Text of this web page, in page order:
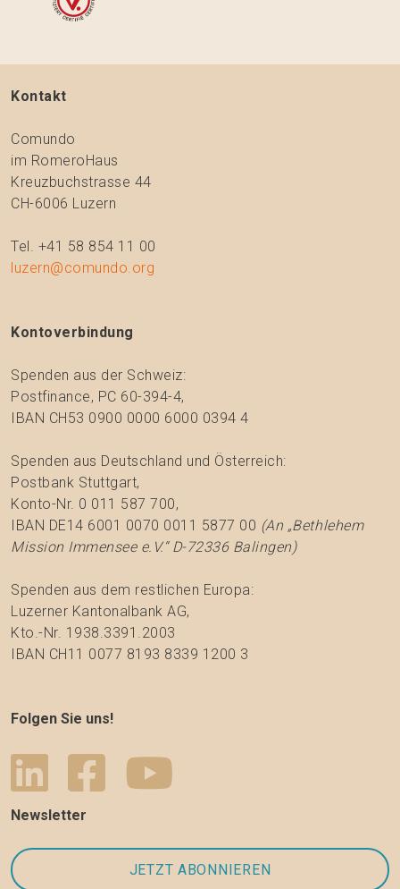
Kontakt
Comundo
im RomeroHaus
Kreuzbuchstrasse 44
CH-6006 Luzern
Tel. +41 58 854 11 00
luzern@comundo.org
Kontoverbindung
Spenden aus der Schweiz:
Postfinance, PC 60-394-4,
IBAN CH53 0900 0000 6000 0394 4
Spenden aus Deutschland und Österreich:
Postbank Stuttgart,
Konto-Nr. 0 011 587 700,
IBAN DE14 6001 0070 0011 5877 00 (An „Bethlehem
Mission Immensee e.V.“ D-72336 Balingen)
Spenden aus dem restlichen Europa:
Luzerner Kantonalbank AG,
Kto.-Nr. 1938.3391.2003
IBAN CH11 0077 8193 8339 1200 3
Folgen Sie uns!
Newsletter